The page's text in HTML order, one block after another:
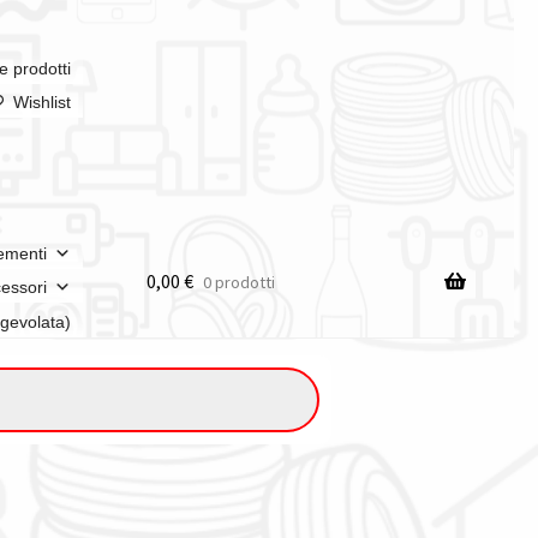
prodotti
Wishlist
0,00 € 0 prodotti